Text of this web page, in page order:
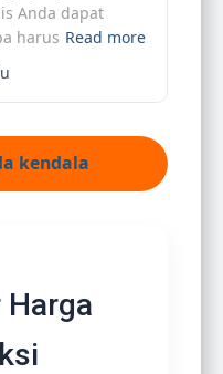
Anda dapat
harus Read more
kendala